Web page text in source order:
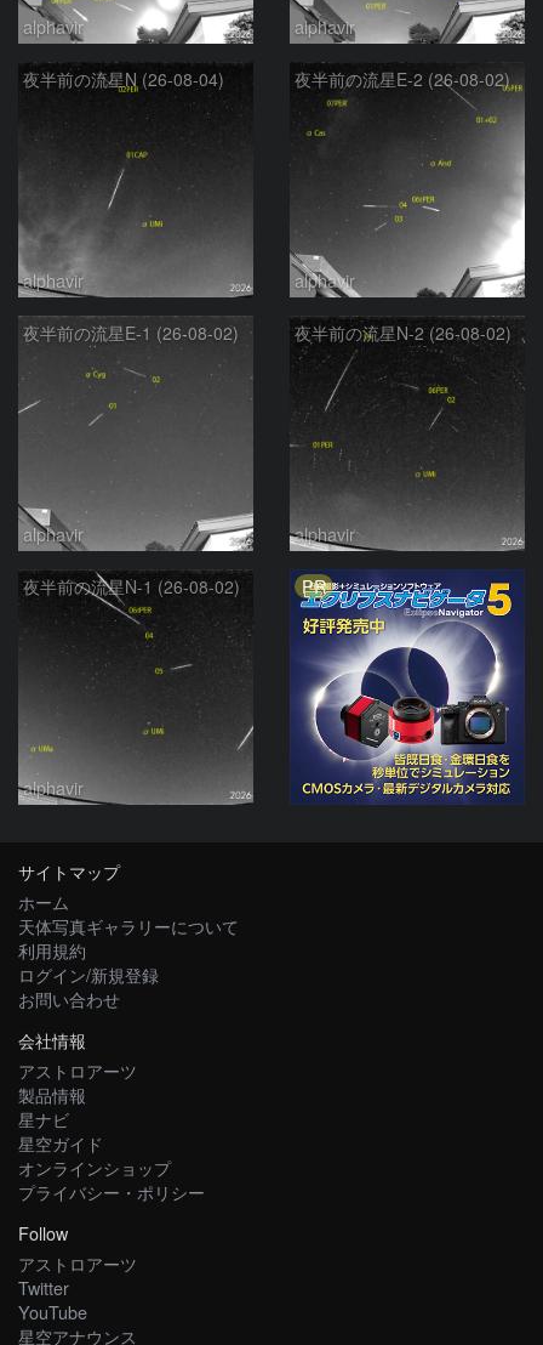
alphavir alphavir
夜半前の流星N (26-08-04)
alphavir
夜半前の流星E-2 (26-08-02)
alphavir
夜半前の流星E-1 (26-08-02)
alphavir
夜半前の流星N-2 (26-08-02)
alphavir
夜半前の流星N-1 (26-08-02)
alphavir
PR
サイトマップ
ホーム
天体写真ギャラリーについて
利用規約
ログイン/新規登録
お問い合わせ
会社情報
アストロアーツ
製品情報
星ナビ
星空ガイド
オンラインショップ
プライバシー・ポリシー
Follow
アストロアーツ
Twitter
YouTube
星空アナウンス